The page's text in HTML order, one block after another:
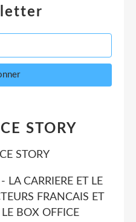
STORY
LA CARRIERE ET LE
FRANCAIS ET
LE BOX OFFICE